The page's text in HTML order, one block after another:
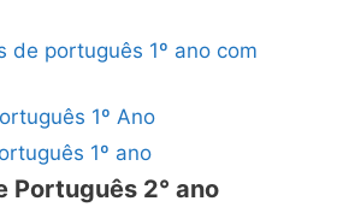
de português 1º ano com
1º Ano
1º ano
Português 2° ano